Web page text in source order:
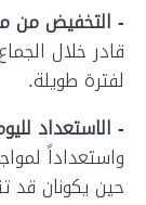
- التخفيض من
قادر خلال
لفترة طويلة.
- الاستعداد
واستعداداً
حين يكونان قد